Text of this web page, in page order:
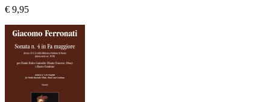
€ 9,95